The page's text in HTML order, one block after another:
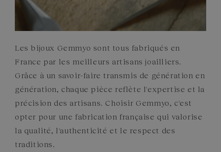
Les bijoux Gemmyo sont tous fabriqués en
France par les meilleurs artisans joailliers.
Grâce à un savoir-faire transmis de génération en
génération, chaque pièce reflète l'expertise et la
précision des artisans. Choisir Gemmyo, c'est
opter pour une fabrication française qui valorise
la qualité, l'authenticité et le respect des
traditions.